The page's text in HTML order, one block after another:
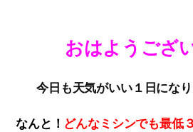
おはようござ
今日も天気がいい１日にな
なんと！ どんなミシンでも最低